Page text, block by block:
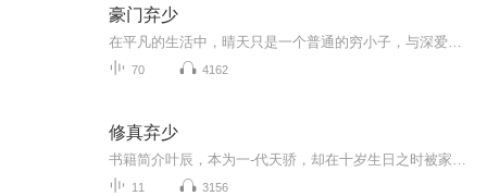
豪门弃少
70 4162
修真弃少
11 3156